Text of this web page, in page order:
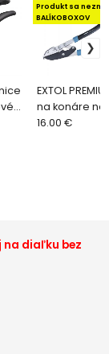
EXTOL
na konáre
prevodové
Produkt sa
BALÍKOBOXOV
16.00 €
na diaľku bez